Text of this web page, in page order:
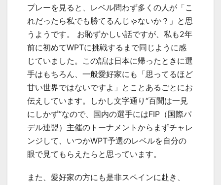
プレーを見ると、レベル問わず多くの人が「こ
れだったら私でも勝てるんじゃないか？」と思
うようです。 お恥ずかしい話ですが、私も2年
前に初めてWPTに挑戦するまで同じように感
じていました。この話は日本に帰ったときに選
手はもちろん、一般愛好家にも「思ってるほど
甘い世界ではないですよ」とことあるごとにお
伝えしています。しかし文字通り“百聞は一見
にしかず”なので、国内の選手にはFIP（国際パ
デル連盟）主催のトーナメントからまずチャレ
ンジして、いつかWPT予選のレベルを自分の
眼で見てもらえたらと思っています。
また、愛好家の方にも是非スペインに赴き、